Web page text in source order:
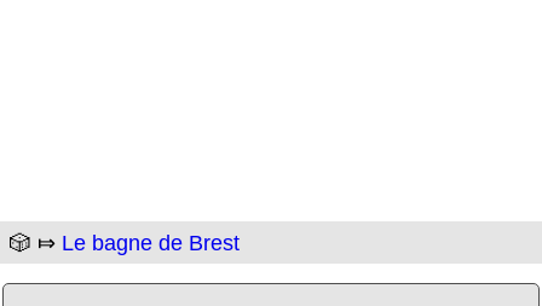
🎲 ⤇ Le bagne de Brest